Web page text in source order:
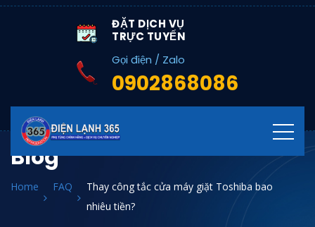
ĐẶT DỊCH VỤ
TRỰC TUYẾN
Gọi điện / Zalo
0902868086
Blog
Home FAQ
Thay công tắc cửa máy giặt Toshiba bao
nhiêu tiền?